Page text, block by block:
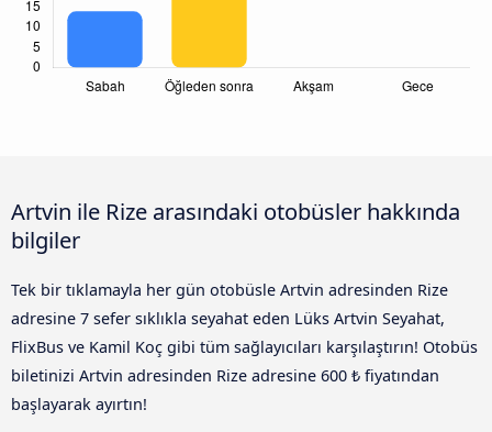
Artvin ile Rize arasındaki otobüsler hakkında
bilgiler
Tek bir tıklamayla her gün otobüsle Artvin adresinden Rize
adresine 7 sefer sıklıkla seyahat eden Lüks Artvin Seyahat,
FlixBus ve Kamil Koç gibi tüm sağlayıcıları karşılaştırın! Otobüs
biletinizi Artvin adresinden Rize adresine 600 ₺ fiyatından
başlayarak ayırtın!